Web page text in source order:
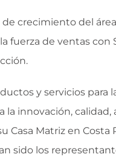
crecimiento del
fuerza de ventas con
y servicios para
la innovación,
Casa Matriz en Costa
sido los